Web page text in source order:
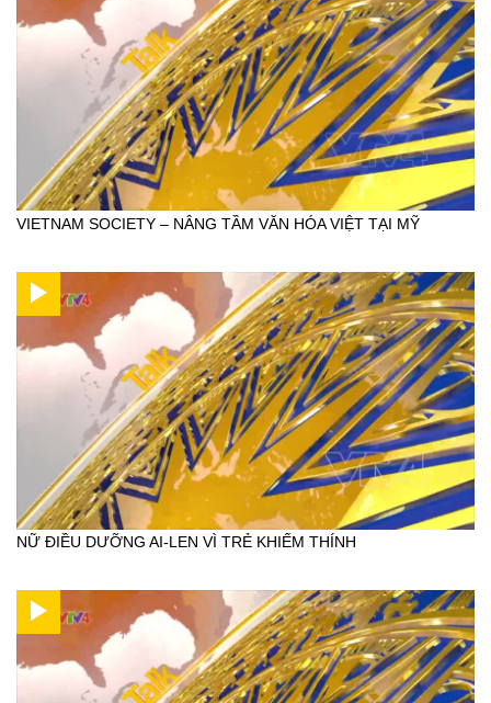
VIETNAM SOCIETY – NÂNG TẦM VĂN HÓA VIỆT TẠI MỸ
NỮ ĐIỀU DƯỠNG AI-LEN VÌ TRẺ KHIẾM THÍNH